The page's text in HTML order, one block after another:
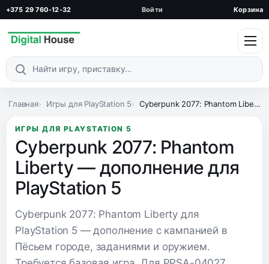
+375 29 760-12-32 Войти Корзина
Поиск по каталогу
Главная Игры для PlayStation 5 Cyberpunk 2077: Phantom Liberty — дополнение для PlayStation 5
ИГРЫ ДЛЯ PLAYSTATION 5
Cyberpunk 2077: Phantom
Liberty — дополнение для
PlayStation 5
Cyberpunk 2077: Phantom Liberty для
PlayStation 5 — дополнение с кампанией в
Пёсьем городе, заданиями и оружием.